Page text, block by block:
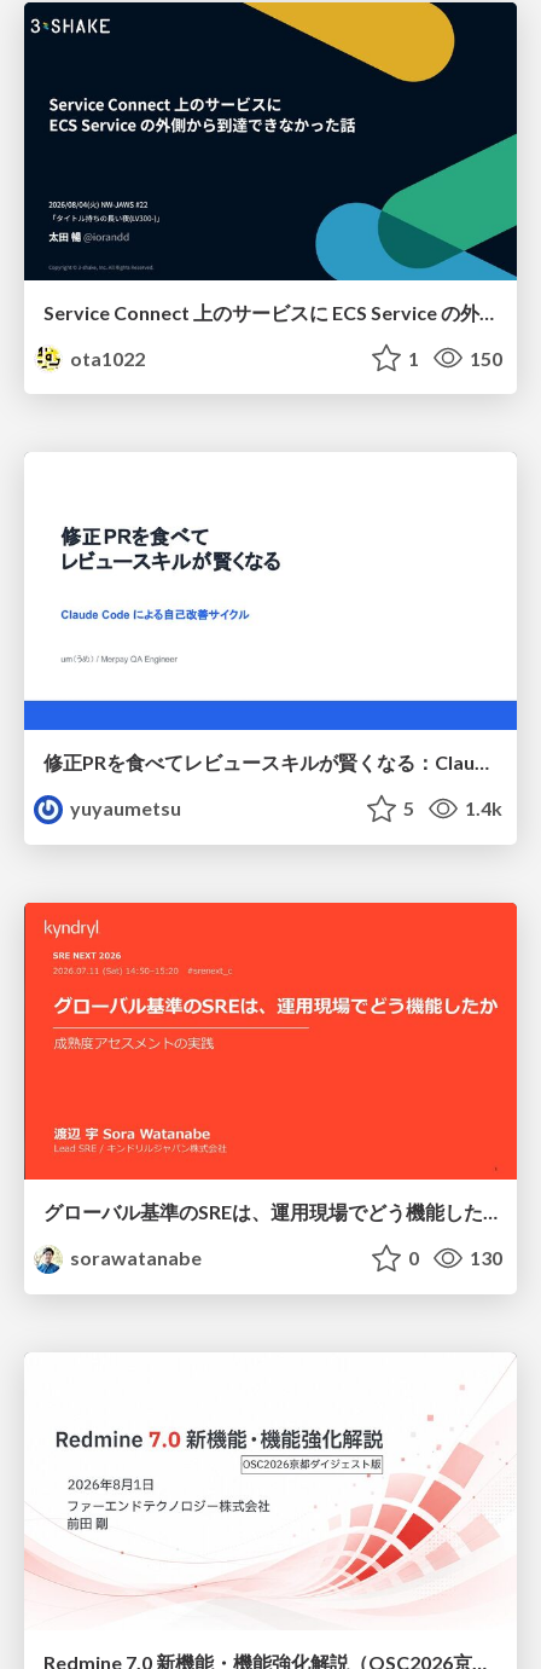
Service Connect 上のサービスに ECS Service の外側から到達できなかった話
ota1022
1 150
修正PRを食べてレビュースキルが賢くなる：Claude Codeによる自己改善サイクル
yuyaumetsu
5 1.4k
グローバル基準のSREは、運用現場でどう機能したか：成熟度アセスメントの実践 ／ SRE NEXT 2026
sorawatanabe
0 130